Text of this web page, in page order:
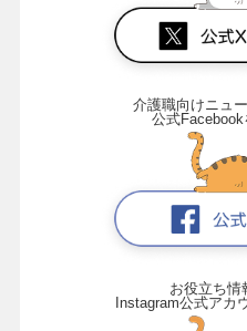
介護職向けニュ
公式
お役立ち情
Instagram公式アカ